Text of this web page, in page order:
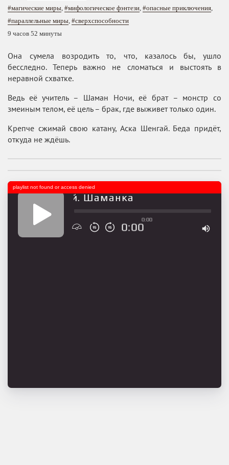
#магические миры, #мифологическое фэнтези, #опасные приключения,
#параллельные миры, #сверхспособности
9 часов 52 минуты
Она сумела возродить то, что, казалось бы, ушло
бесследно. Теперь важно не сломаться и выстоять в
неравной схватке.
Ведь её учитель – Шаман Ночи, её брат – монстр со
змеиным телом, её цель – брак, где выживет только один.
Крепче сжимай свою катану, Аска Шенгай. Беда придёт,
откуда не ждёшь.
Шенгай. Шаманка
0:00
0:00
playlist not found or access denied